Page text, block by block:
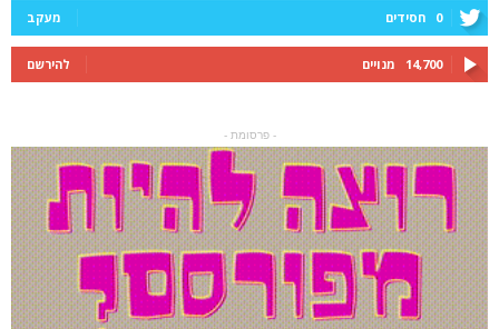
0 חסידים מעקב
14,700 מנויים להירשם
- פרסומת -